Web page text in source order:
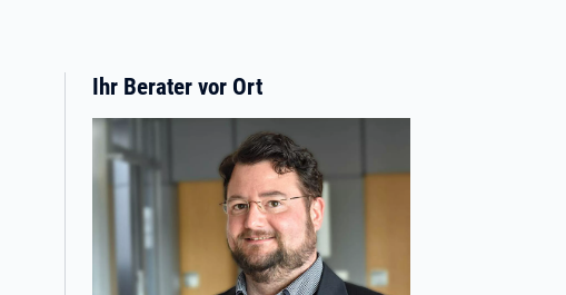
Ihr Berater vor Ort